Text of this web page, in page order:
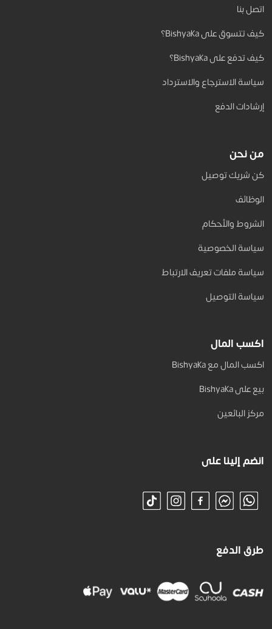
اتصل بنا
كيف تتسوق على Bishyaka؟
كيف تدفع على Bishyaka؟
سياسة الاسترجاع والاسترداد
إرشادات الدفع
من نحن
كن شريك توصيل
الوظائف
الشروط والأحكام
سياسة الخصوصية
سياسة ملفات تعريف الارتباط
سياسة التوصيل
اكسب المال
اكسب المال مع Bishyaka
بيع على Bishyaka
مركز البائعين
انضم إلينا على
طرق الدفع